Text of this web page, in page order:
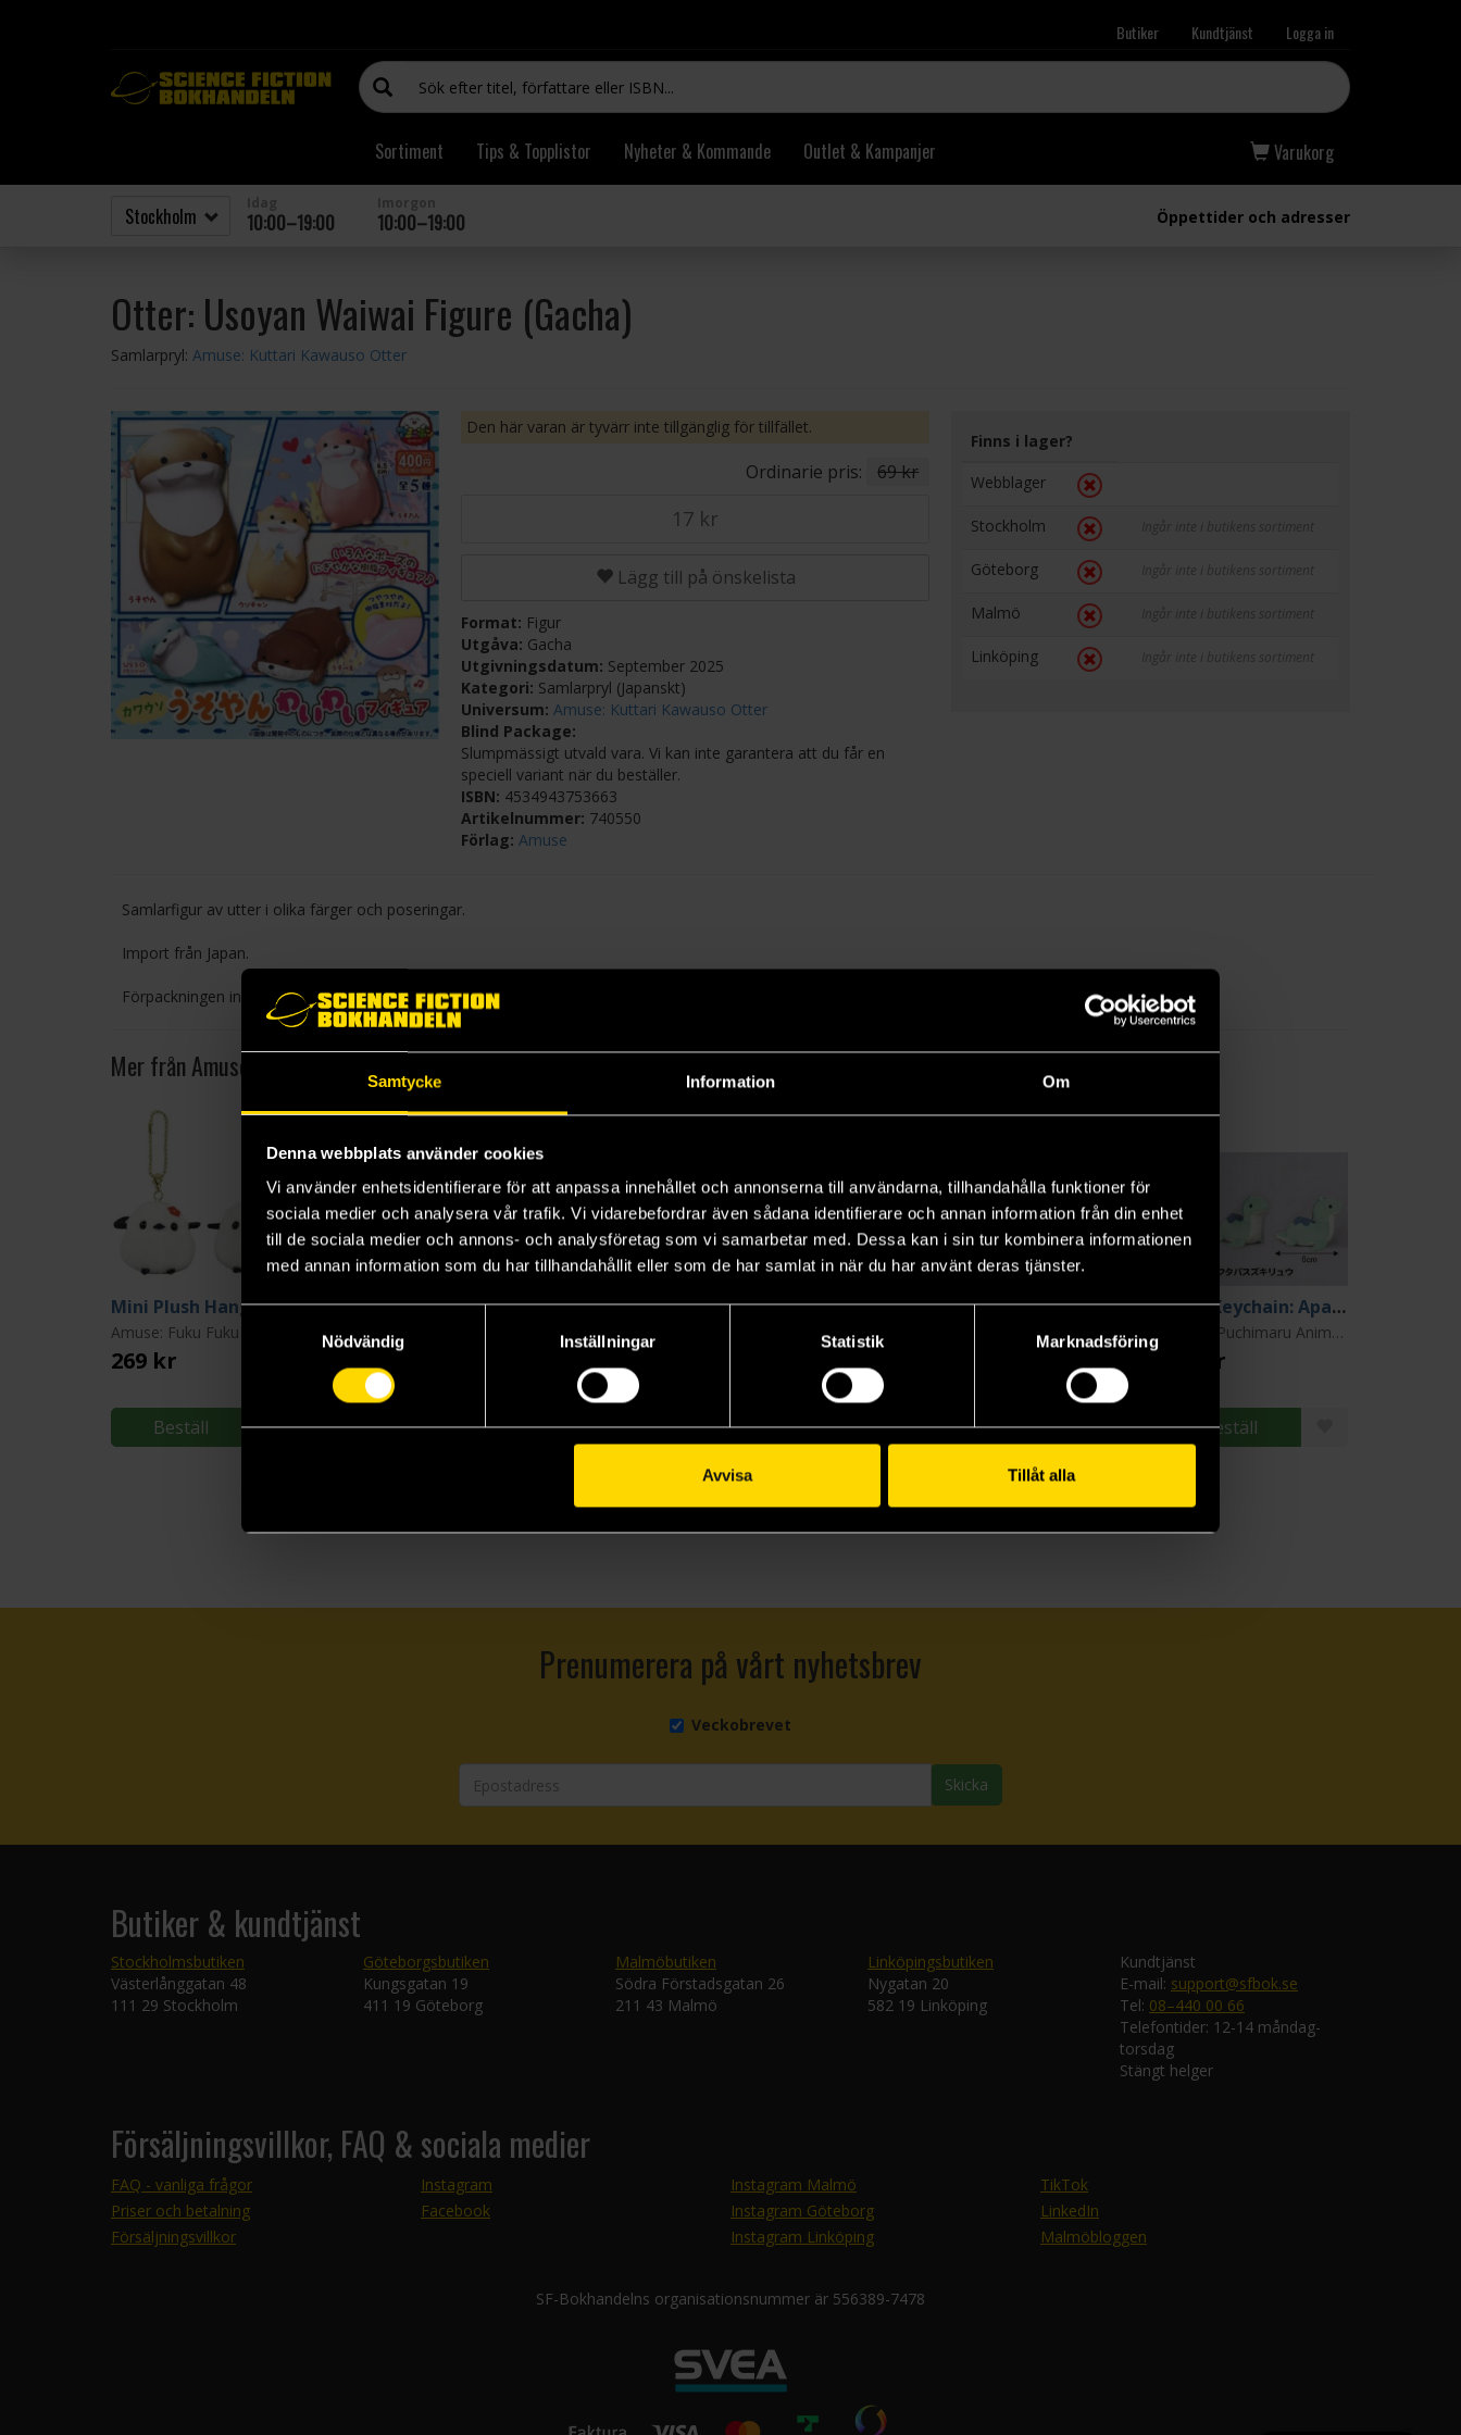
Samtycke Information Om
Denna webbplats använder cookies
Vi använder enhetsidentifierare för att anpassa innehållet och annonserna till användarna, tillhandahålla funktioner för
sociala medier och analysera vår trafik. Vi vidarebefordrar även sådana identifierare och annan information från din enhet
till de sociala medier och annons- och analysföretag som vi samarbetar med. Dessa kan i sin tur kombinera informationen
med annan information som du har tillhandahållit eller som de har samlat in när du har använt deras tjänster.
Samtyckesval
Nödvändig
Inställningar Statistik Marknadsföring
Avvisa Tillåt alla
Butiker Kundtjänst Logga in
Sortiment Tips & Topplistor Nyheter & Kommande Outlet & Kampanjer Varukorg
10:00–19:00 10:00–19:00 Öppettider och adresser
Otter: Usoyan Waiwai Figure (Gacha)
Samlarpryl: Amuse: Kuttari Kawauso Otter
Den här varan är tyvärr inte tillgänglig för tillfället.
Ordinarie pris: 69 kr
17 kr
Lägg till på önskelista
Format: Figur
Utgåva: Gacha
Utgivningsdatum: September 2025
Kategori: Samlarpryl (Japanskt)
Universum:Amuse: Kuttari Kawauso Otter
Blind Package:
Slumpmässigt utvald vara. Vi kan inte garantera att du får en
speciell variant när du beställer.
ISBN: 4534943753663
Artikelnummer: 740550
Förlag:Amuse
Finns i lager?
Webblager
Stockholm Ingår inte i butikens sortiment
Göteborg Ingår inte i butikens sortiment
Malmö Ingår inte i butikens sortiment
Linköping Ingår inte i butikens sortiment
Samlarfigur av utter i olika färger och poseringar.
Import från Japan.
Förpackningen innehåller slumpmässigt motiv.
Mer från Amuse
Mini Plush Hangers: Bird Pair
Amuse: Fuku Fuku Birds
269 kr
Beställ
Mini Plush Hangers: Sea Otter Pair
Amuse: Ukiuki Sea Otters
269 kr
Beställ
Tsuchineko Plush Mini Hanger - Brown Tabby
Amuse
149 kr
Beställ
Tsuchineko Plush Mini Hanger - Grey & White
Beställ
Tsuchineko Plush Mini Hanger - Calico
Beställ
Plush Keychain: Apatosaurus Turqoise
Amuse: Puchimaru Animals
129 kr
Beställ
Prenumerera på vårt nyhetsbrev
Veckobrevet
Skicka
Butiker & kundtjänst
Stockholmsbutiken
Västerlånggatan 48
111 29 Stockholm
Göteborgsbutiken
Kungsgatan 19
411 19 Göteborg
Malmöbutiken
Södra Förstadsgatan 26
211 43 Malmö
Linköpingsbutiken
Nygatan 20
582 19 Linköping
Kundtjänst
E-mail: support@sfbok.se
Tel: 08–440 00 66
Telefontider: 12-14 måndag-
torsdag
Stängt helger
Försäljningsvillkor, FAQ & sociala medier
FAQ - vanliga frågor
Priser och betalning
Försäljningsvillkor
Instagram
Facebook
Instagram Malmö
Instagram Göteborg
Instagram Linköping
TikTok
LinkedIn
Malmöbloggen
SF-Bokhandelns organisationsnummer är 556389-7478